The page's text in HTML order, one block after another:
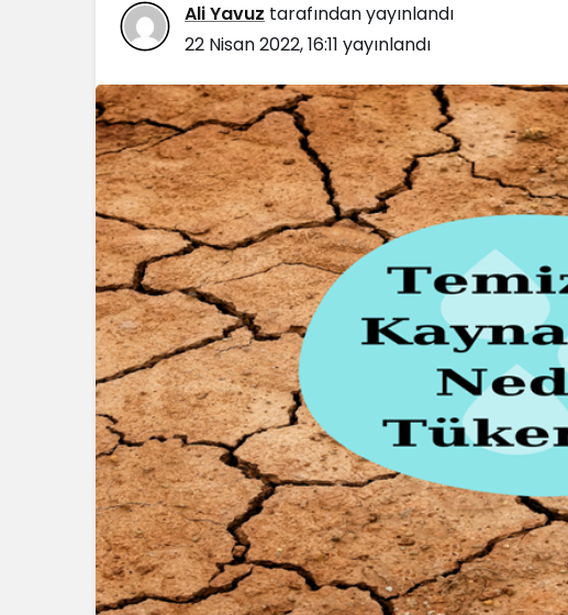
Ali Yavuz tarafından yayınlandı
22 Nisan 2022, 16:11 yayınlandı
Blog
Dizüstü Bilgisayar
Seçiminde Performans